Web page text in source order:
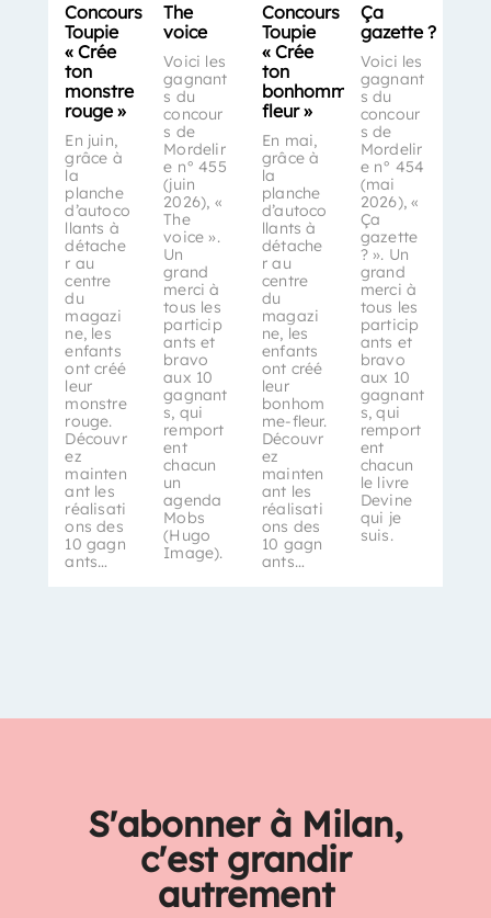
Concours
Toupie
« Crée
ton
monstre
rouge »
En juin,
grâce à
la
planche
d’autoco
llants à
détache
r au
centre
du
magazi
ne, les
enfants
ont créé
leur
monstre
rouge.
Découvr
ez
mainten
ant les
réalisati
ons des
10 gagn
ants…
The
voice
Voici les
gagnant
s du
concour
s de
Mordelir
e n° 455
(juin
2026), «
The
voice ».
Un
grand
merci à
tous les
particip
ants et
bravo
aux 10
gagnant
s, qui
remport
ent
chacun
un
agenda
Mobs
(Hugo
Image).
Concours
Toupie
« Crée
ton
bonhomme-
fleur »
En mai,
grâce à
la
planche
d’autoco
llants à
détache
r au
centre
du
magazi
ne, les
enfants
ont créé
leur
bonhom
me-fleur.
Découvr
ez
mainten
ant les
réalisati
ons des
10 gagn
ants…
Ça
gazette ?
Voici les
gagnant
s du
concour
s de
Mordelir
e n° 454
(mai
2026), «
Ça
gazette
? ». Un
grand
merci à
tous les
particip
ants et
bravo
aux 10
gagnant
s, qui
remport
ent
chacun
le livre
Devine
qui je
suis.
S'abonner à Milan,
c'est grandir
autrement